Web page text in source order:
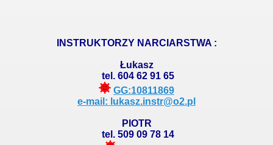
INSTRUKTORZY NARCIARSTWA :
Łukasz
tel. 604 62 91 65
GG:10811869
e-mail: lukasz.instr@o2.pl
PIOTR
tel. 509 09 78 14